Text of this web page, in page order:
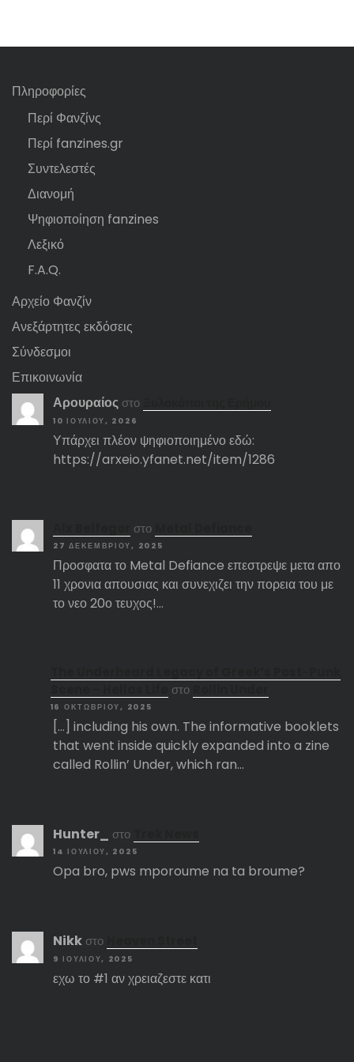
Πληροφορίες
Περί Φανζίνς
Περί fanzines.gr
Συντελεστές
Διανομή
Ψηφιοποίηση fanzines
Λεξικό
F.A.Q.
Αρχείο Φανζίν
Ανεξάρτητες εκδόσεις
Σύνδεσμοι
Επικοινωνία
Αρουραίος στο
10 ΙΟΥΛΊΟΥ, 2026
Υπάρχει πλέον ψηφιοποιημένο εδώ:
https://arxeio.yfanet.net/item/1286
στο
27 ΔΕΚΕΜΒΡΊΟΥ, 2025
Προσφατα το Metal Defiance επεστρεψε μετα απο
11 χρονια απουσιας και συνεχιζει την πορεια του με
το νεο 20ο τευχος!…
στο
16 ΟΚΤΩΒΡΊΟΥ, 2025
[…] including his own. The informative booklets
that went inside quickly expanded into a zine
called Rollin’ Under, which ran…
Hunter_ στο
14 ΙΟΥΛΊΟΥ, 2025
Opa bro, pws mporoume na ta broume?
Nikk στο
9 ΙΟΥΛΊΟΥ, 2025
εχω το #1 αν χρειαζεστε κατι